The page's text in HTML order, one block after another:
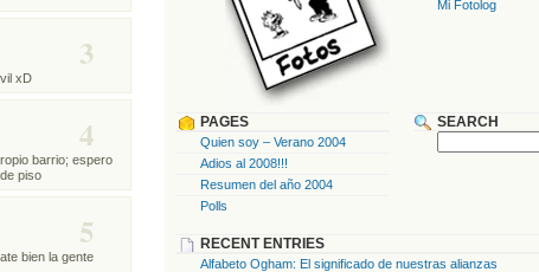
3
xD
4
barrio; espero
piso
5
bien la gente
Mi Fotolog
PAGES
Quien soy – Verano 2004
Adios al 2008!!!
Resumen del año 2004
Polls
SEARCH
RECENT ENTRIES
Alfabeto Ogham: El significado de nuestras alianzas